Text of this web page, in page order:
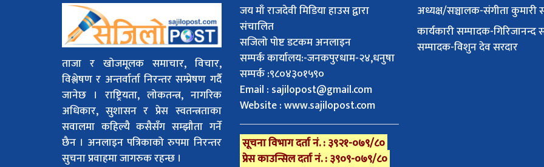
ताजा र खोजमूलक समाचार, विचार,
विश्लेषण र अन्तर्वार्ता निरन्तर सम्प्रेषण गर्दै
जानेछ । राष्ट्रियता, लोकतन्त्र, नागरिक
अधिकार, सुशासन र प्रेस स्वतन्त्रताका
सवालमा कहिल्यै कसैसँग सम्झौता गर्ने
छैन । अनलाइन पत्रिकाको रुपमा निरन्तर
सुचना प्रवाहमा जागरुक रहन्छ ।
जय माँ राजदेवी मिडिया हाउस द्वारा
संचालित
सजिलो पोष्ट डटकम अनलाइन
सम्पर्क कार्यालय:-जनकपुरधाम-२४,धनुषा
सम्पर्क :९८०४३०१५९०
Email : sajilopost@gmail.com
Website : www.sajilopost.com
सूचना विभाग दर्ता नं. : ३९२१-०७९/८०
प्रेस काउन्सिल दर्ता नं. : ३९०९-०७९/८०
अध्यक्ष/सञ्चालक-संगीता कुमारी
कार्यकारी सम्पादक-गिरिजानन्द
सम्पादक-विशुन देव सरदार